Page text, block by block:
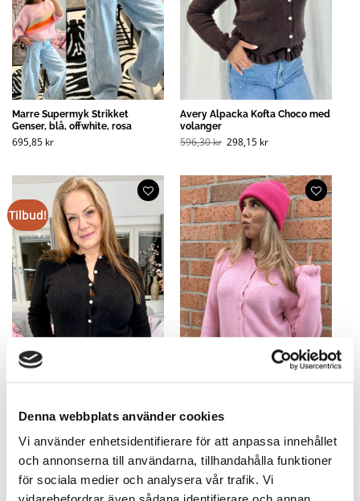
Denna webbplats använder cookies
Vi använder enhetsidentifierare för att anpassa innehållet
och annonserna till användarna, tillhandahålla funktioner
för sociala medier och analysera vår trafik. Vi
Marre Supermyk Strikket
Genser, blå, offwhite, rosa
695,85 kr
Avery Alpacka Kofta Choco med
volanger
596,30kr 298,15 kr
Tilbud!
med volanger
596,30
volanger
596,30kr